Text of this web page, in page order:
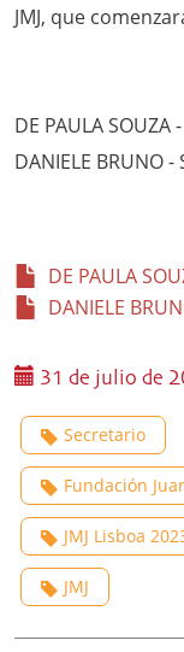
JMJ, que
DE PAULA SOUZA
DANIELE BRUNO -
DE PAULA
DANIELE
31 de julio de
Secretario
Fundación
JMJ Lisboa
JMJ